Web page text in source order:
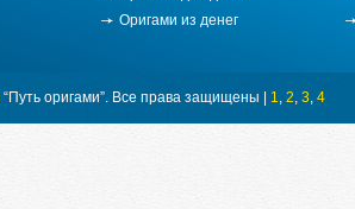
Оригами из денег
“Путь оригами”. Все права защищены | 1, 2, 3, 4